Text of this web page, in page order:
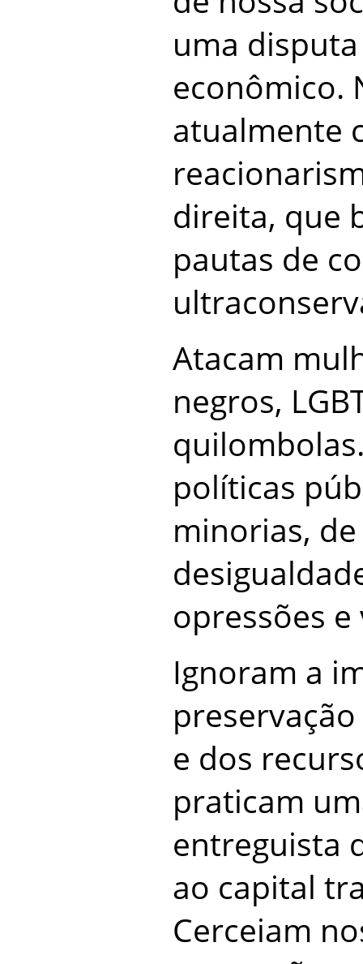
uma
econômico.
atualmente
direita, que
pautas de
Atacam
negros,
políticas
minorias,
opressões
Ignoram a
e dos
praticam
entreguista
ao capital
Cerceiam